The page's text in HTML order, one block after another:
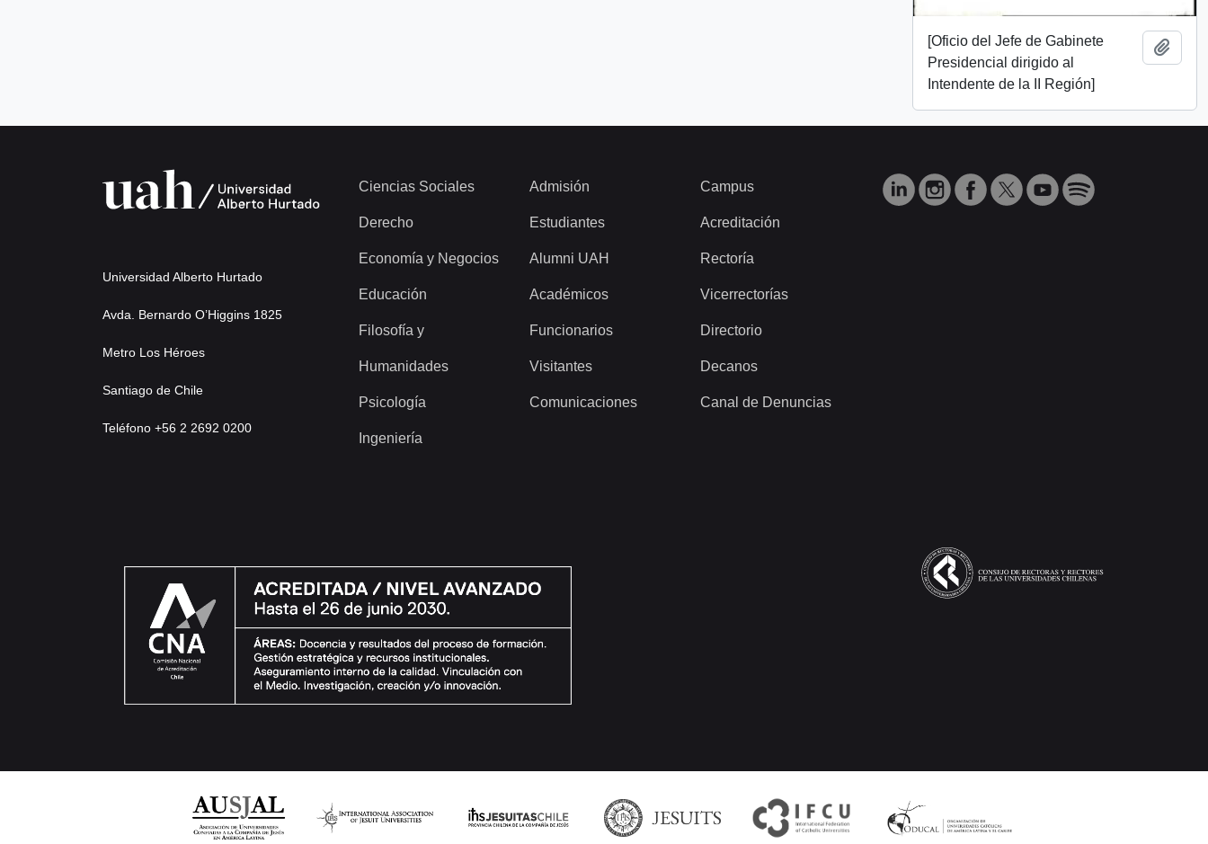
[Oficio del Jefe de Gabinete
Presidencial dirigido al
Intendente de la II Región]
Add
Universidad Alberto Hurtado
Avda. Bernardo O’Higgins 1825
Metro Los Héroes
Santiago de Chile
Teléfono +56 2 2692 0200
Ciencias Sociales
Derecho
Economía y Negocios
Educación
Filosofía y
Humanidades
Psicología
Ingeniería
Admisión
Estudiantes
Alumni UAH
Académicos
Funcionarios
Visitantes
Comunicaciones
Campus
Acreditación
Rectoría
Vicerrectorías
Directorio
Decanos
Canal de Denuncias